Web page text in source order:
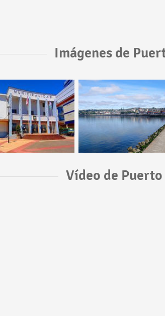
Imágenes de
Vídeo de